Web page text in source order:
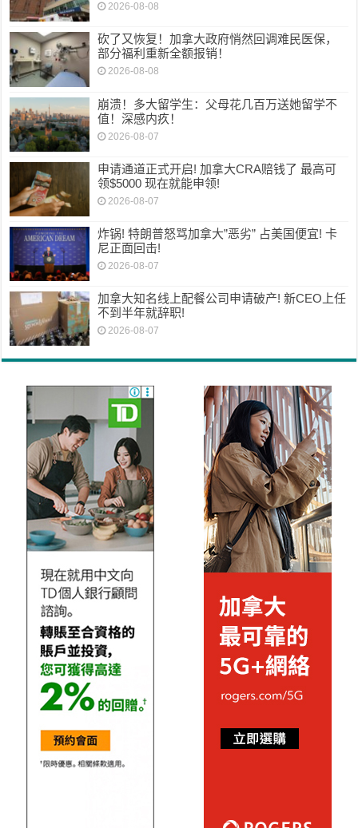
2026-08-08
砍了又恢复！加拿大政府悄然回调难民医保，
部分福利重新全额报销！
2026-08-08
崩溃！多大留学生：父母花几百万送她留学不
值！深感内疚！
2026-08-07
申请通道正式开启! 加拿大CRA赔钱了 最高可
领$5000 现在就能申领!
2026-08-07
炸锅! 特朗普怒骂加拿大”恶劣” 占美国便宜! 卡
尼正面回击!
2026-08-07
加拿大知名线上配餐公司申请破产! 新CEO上任
不到半年就辞职!
2026-08-07